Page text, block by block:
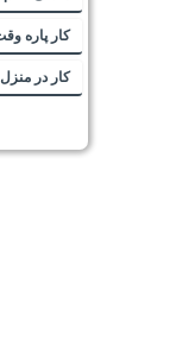
کار پاره
کار در منزل